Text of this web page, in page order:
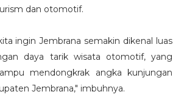
dan otomotif.
ingin Jembrana semakin dikenal luas
daya tarik wisata otomotif, yang
mendongkrak angka kunjungan
Jembrana," imbuhnya.